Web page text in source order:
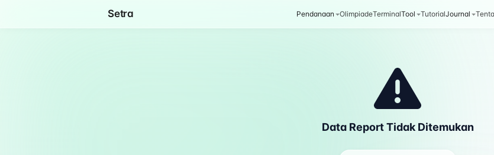
Setra Pendanaan OlimpiadeTerminalTool TutorialJournal
Data Report Tidak Ditemukan